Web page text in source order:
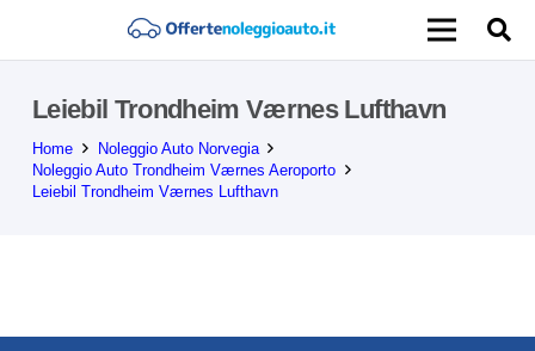
Leiebil Trondheim Værnes Lufthavn
Home
Noleggio Auto Norvegia
Noleggio Auto Trondheim Værnes Aeroporto
Leiebil Trondheim Værnes Lufthavn